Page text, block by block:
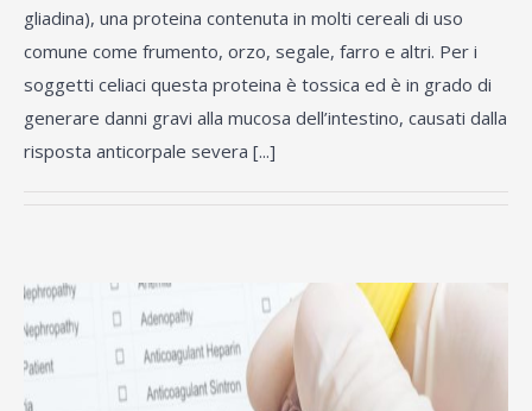
gliadina), una proteina contenuta in molti cereali di uso
comune come frumento, orzo, segale, farro e altri. Per i
soggetti celiaci questa proteina è tossica ed è in grado di
generare danni gravi alla mucosa dell’intestino, causati dalla
risposta anticorpale severa [...]